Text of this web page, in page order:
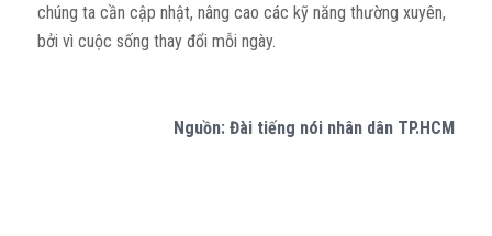
chúng ta cần cập nhật, nâng cao các kỹ năng thường xuyên,
bởi vì cuộc sống thay đổi mỗi ngày.
Nguồn: Đài tiếng nói nhân dân TP.HCM